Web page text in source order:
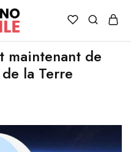
maintenant de
la Terre